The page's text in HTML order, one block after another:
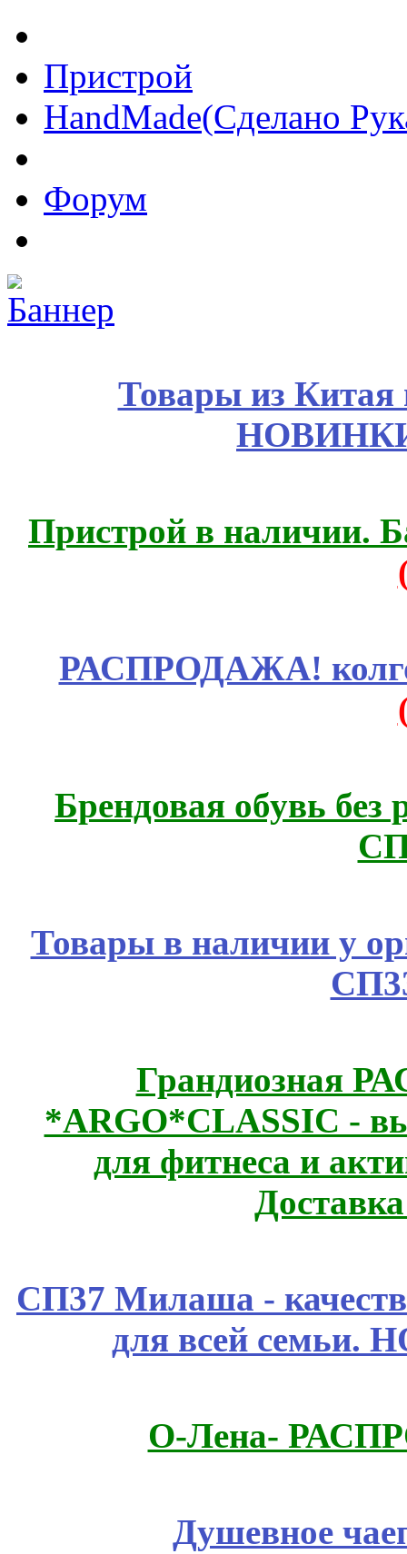
Пристрой
HandMade(Сделано
Форум
Товары из Китая
Пристрой в наличии.
РАСПРОДАЖА!
Брендовая обувь без
Товары в наличии у
Грандиозная
*ARGO*CLASSIC -
для фитнеса и
СП37 Милаша -
для всей семьи.
О-Лена-
Душевное